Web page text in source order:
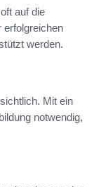
auf die
erfolgreichen
werden.
Mit ein
notwendig,